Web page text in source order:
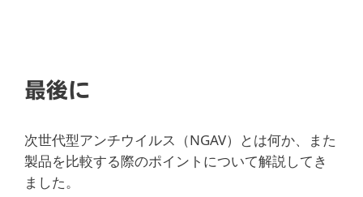
最後に
次世代型アンチウイルス（NGAV）とは何か、また
製品を比較する際のポイントについて解説してき
ました。